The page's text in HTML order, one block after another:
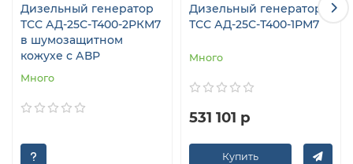
Дизельный генератор
ТСС АД-25С-Т400-2РКМ7
в шумозащитном
кожухе с АВР
Много
Дизельный генератор
ТСС АД-25С-Т400-1РМ7
Много
531 101 р
Купить